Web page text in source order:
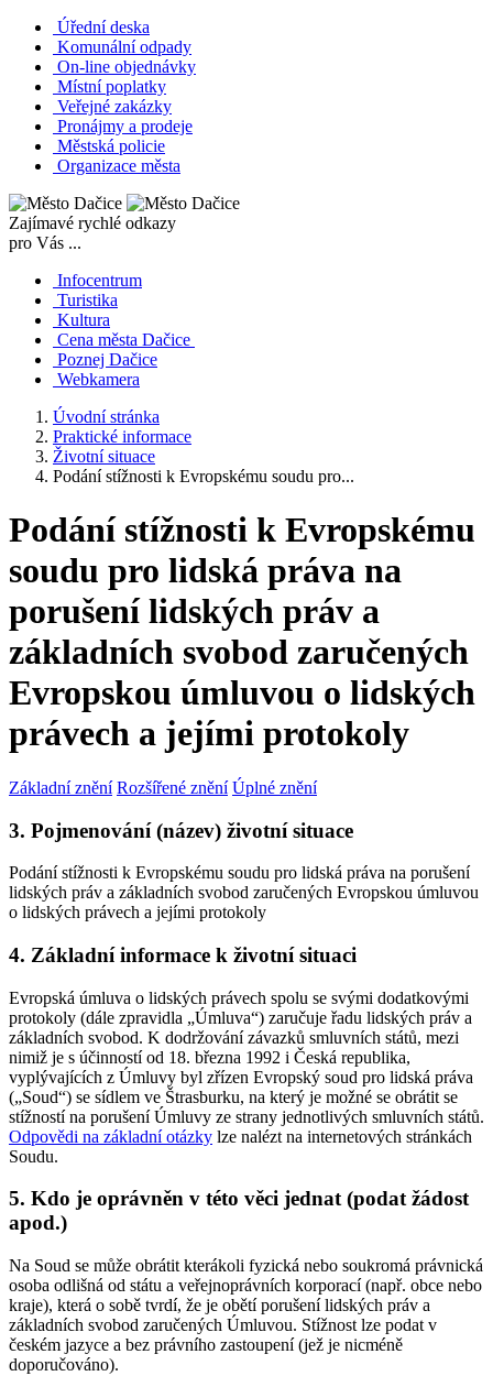
Úřední deska
Komunální odpady
On-line objednávky
Místní poplatky
Veřejné zakázky
Pronájmy a prodeje
Městská policie
Organizace města
Zajímavé rychlé odkazy
pro Vás ...
Infocentrum
Turistika
Kultura
Cena města Dačice
Poznej Dačice
Webkamera
Úvodní stránka
Praktické informace
Životní situace
Podání stížnosti k Evropskému soudu pro...
Podání stížnosti k Evropskému
soudu pro lidská práva na
porušení lidských práv a
základních svobod zaručených
Evropskou úmluvou o lidských
právech a jejími protokoly
Základní znění Rozšířené znění Úplné znění
3. Pojmenování (název) životní situace
Podání stížnosti k Evropskému soudu pro lidská práva na porušení
lidských práv a základních svobod zaručených Evropskou úmluvou
o lidských právech a jejími protokoly
4. Základní informace k životní situaci
Evropská úmluva o lidských právech spolu se svými dodatkovými
protokoly (dále zpravidla „Úmluva“) zaručuje řadu lidských práv a
základních svobod. K dodržování závazků smluvních států, mezi
nimiž je s účinností od 18. března 1992 i Česká republika,
vyplývajících z Úmluvy byl zřízen Evropský soud pro lidská práva
(„Soud“) se sídlem ve Štrasburku, na který je možné se obrátit se
stížností na porušení Úmluvy ze strany jednotlivých smluvních států.
Odpovědi na základní otázky lze nalézt na internetových stránkách
Soudu.
5. Kdo je oprávněn v této věci jednat (podat žádost
apod.)
Na Soud se může obrátit kterákoli fyzická nebo soukromá právnická
osoba odlišná od státu a veřejnoprávních korporací (např. obce nebo
kraje), která o sobě tvrdí, že je obětí porušení lidských práv a
základních svobod zaručených Úmluvou. Stížnost lze podat v
českém jazyce a bez právního zastoupení (jež je nicméně
doporučováno).